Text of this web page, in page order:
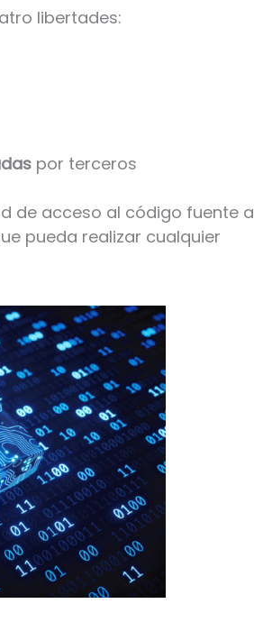
libertades:
por terceros
de acceso al código fuente a
pueda realizar cualquier